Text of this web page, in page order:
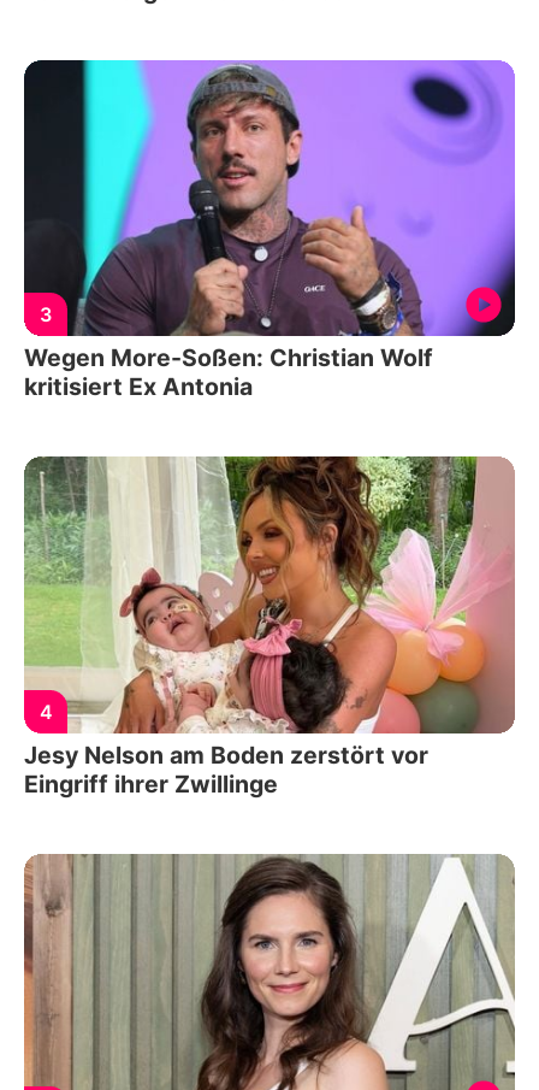
3
Wegen More-Soßen: Christian Wolf
kritisiert Ex Antonia
4
Jesy Nelson am Boden zerstört vor
Eingriff ihrer Zwillinge